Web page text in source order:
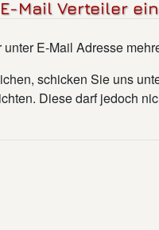
Mail Verteiler
E-Mail Adresse
schicken Sie uns
Diese darf jedoch